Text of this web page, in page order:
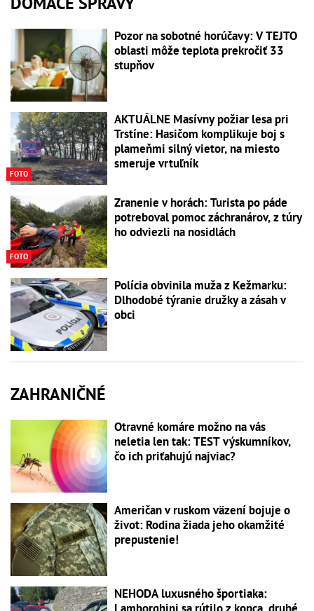
Pozor na sobotné horúčavy: V TEJTO
oblasti môže teplota prekročiť 33
stupňov
FOTO
AKTUÁLNE Masívny požiar lesa pri
Trstíne: Hasičom komplikuje boj s
plameňmi silný vietor, na miesto
smeruje vrtuľník
FOTO
Zranenie v horách: Turista po páde
potreboval pomoc záchranárov, z túry
ho odviezli na nosidlách
Polícia obvinila muža z Kežmarku:
Dlhodobé týranie družky a zásah v
obci
ZAHRANIČNÉ
Otravné komáre možno na vás
neletia len tak: TEST výskumníkov,
čo ich priťahujú najviac?
Američan v ruskom väzení bojuje o
život: Rodina žiada jeho okamžité
prepustenie!
NEHODA luxusného športiaka:
Lamborghini sa rútilo z kopca, druhé